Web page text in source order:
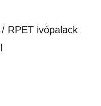
/ RPET ivópalack